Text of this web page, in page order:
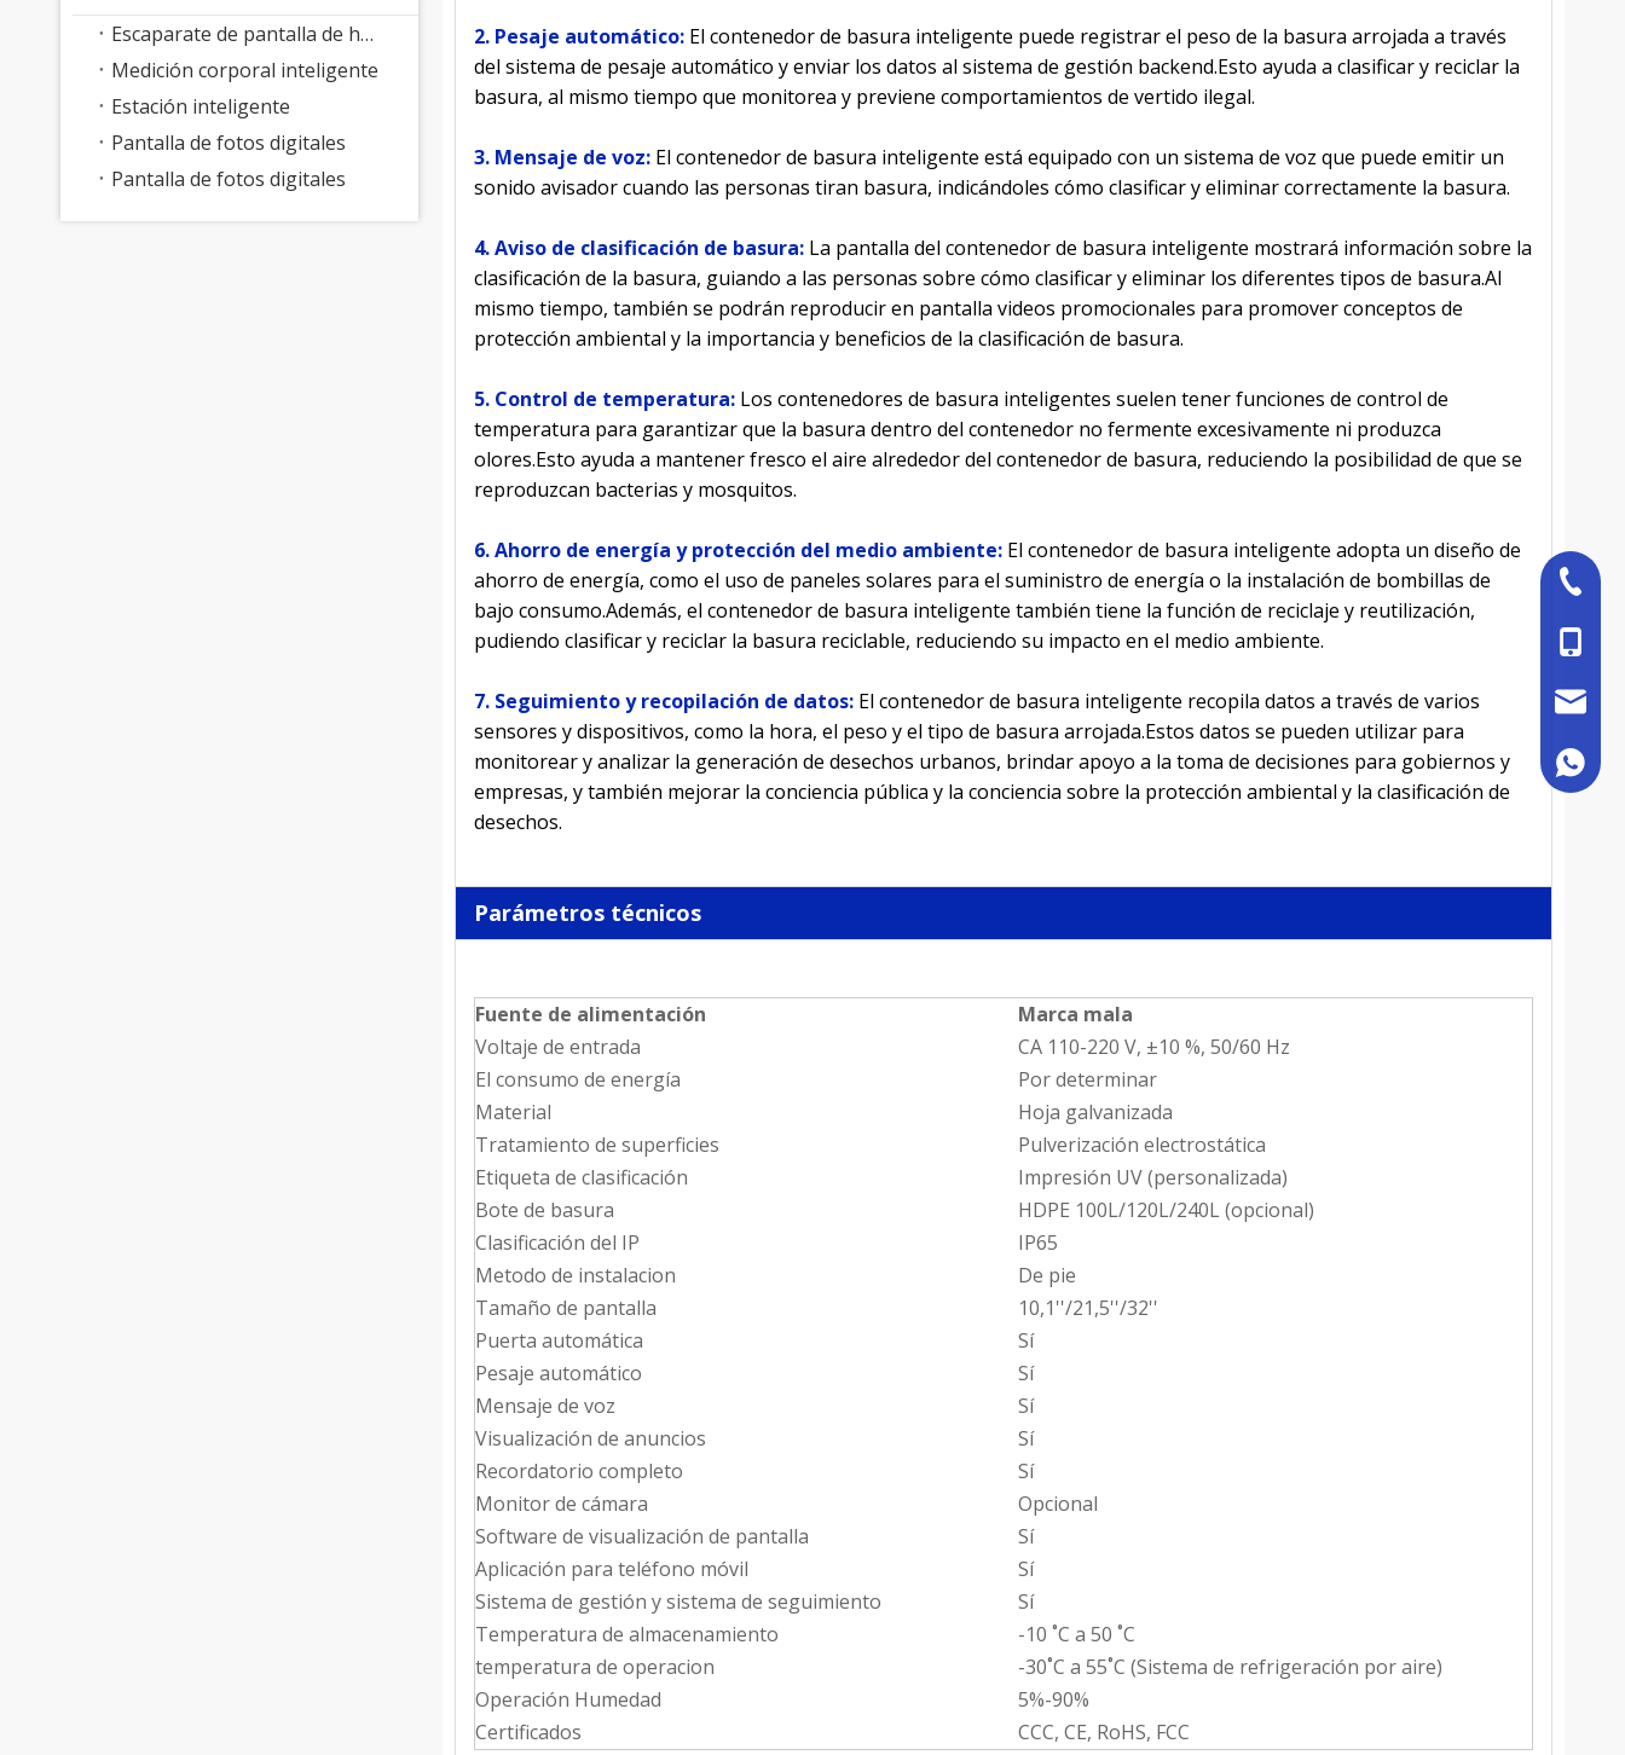
Escaparate de pantalla de holograma 3D
Medición corporal inteligente
Estación inteligente
Pantalla de fotos digitales
Pantalla de fotos digitales
2. Pesaje automático: El contenedor de basura inteligente puede registrar el peso de la basura arrojada a través
del sistema de pesaje automático y enviar los datos al sistema de gestión backend.Esto ayuda a clasificar y reciclar la
basura, al mismo tiempo que monitorea y previene comportamientos de vertido ilegal.
3. Mensaje de voz: El contenedor de basura inteligente está equipado con un sistema de voz que puede emitir un
sonido avisador cuando las personas tiran basura, indicándoles cómo clasificar y eliminar correctamente la basura.
4. Aviso de clasificación de basura: La pantalla del contenedor de basura inteligente mostrará información sobre la
clasificación de la basura, guiando a las personas sobre cómo clasificar y eliminar los diferentes tipos de basura.Al
mismo tiempo, también se podrán reproducir en pantalla videos promocionales para promover conceptos de
protección ambiental y la importancia y beneficios de la clasificación de basura.
5. Control de temperatura: Los contenedores de basura inteligentes suelen tener funciones de control de
temperatura para garantizar que la basura dentro del contenedor no fermente excesivamente ni produzca
olores.Esto ayuda a mantener fresco el aire alrededor del contenedor de basura, reduciendo la posibilidad de que se
reproduzcan bacterias y mosquitos.
6. Ahorro de energía y protección del medio ambiente: El contenedor de basura inteligente adopta un diseño de
ahorro de energía, como el uso de paneles solares para el suministro de energía o la instalación de bombillas de
bajo consumo.Además, el contenedor de basura inteligente también tiene la función de reciclaje y reutilización,
pudiendo clasificar y reciclar la basura reciclable, reduciendo su impacto en el medio ambiente.
7. Seguimiento y recopilación de datos: El contenedor de basura inteligente recopila datos a través de varios
sensores y dispositivos, como la hora, el peso y el tipo de basura arrojada.Estos datos se pueden utilizar para
monitorear y analizar la generación de desechos urbanos, brindar apoyo a la toma de decisiones para gobiernos y
empresas, y también mejorar la conciencia pública y la conciencia sobre la protección ambiental y la clasificación de
desechos.
Parámetros técnicos
Fuente de alimentación
Marca mala
Voltaje de entrada
CA 110-220 V, ±10 %, 50/60 Hz
El consumo de energía
Por determinar
Material
Hoja galvanizada
Tratamiento de superficies
Pulverización electrostática
Etiqueta de clasificación
Impresión UV (personalizada)
Bote de basura
HDPE 100L/120L/240L (opcional)
Clasificación del IP
IP65
Metodo de instalacion
De pie
Tamaño de pantalla
10,1''/21,5''/32''
Puerta automática
Sí
Pesaje automático
Sí
Mensaje de voz
Sí
Visualización de anuncios
Sí
Recordatorio completo
Sí
Monitor de cámara
Opcional
Software de visualización de pantalla
Sí
Aplicación para teléfono móvil
Sí
Sistema de gestión y sistema de seguimiento
Sí
Temperatura de almacenamiento
-10 ˚C a 50 ˚C
temperatura de operacion
-30˚C a 55˚C (Sistema de refrigeración por aire)
Operación Humedad
5%-90%
Certificados
CCC, CE, RoHS, FCC
+86-
+86